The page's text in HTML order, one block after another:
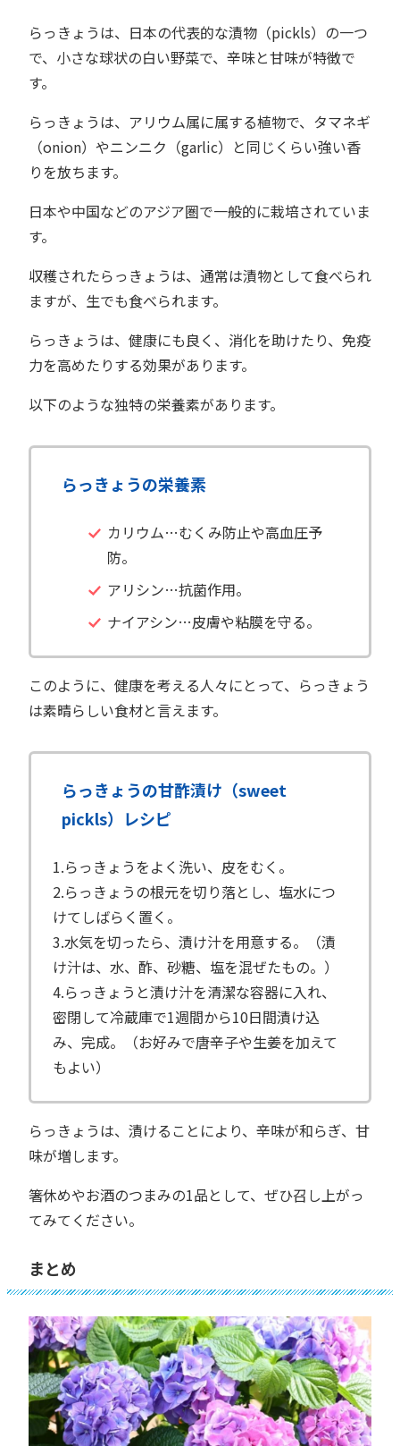
らっきょうは、日本の代表的な漬物（pickls）の一つ
で、小さな球状の白い野菜で、辛味と甘味が特徴で
す。
らっきょうは、アリウム属に属する植物で、タマネギ
（onion）やニンニク（garlic）と同じくらい強い香
りを放ちます。
日本や中国などのアジア圏で一般的に栽培されていま
す。
収穫されたらっきょうは、通常は漬物として食べられ
ますが、生でも食べられます。
らっきょうは、健康にも良く、消化を助けたり、免疫
力を高めたりする効果があります。
以下のような独特の栄養素があります。
らっきょうの栄養素
カリウム…むくみ防止や高血圧予
防。
アリシン…抗菌作用。
ナイアシン…皮膚や粘膜を守る。
このように、健康を考える人々にとって、らっきょう
は素晴らしい食材と言えます。
らっきょうの甘酢漬け（sweet
pickls）レシピ
1.らっきょうをよく洗い、皮をむく。
2.らっきょうの根元を切り落とし、塩水につ
けてしばらく置く。
3.水気を切ったら、漬け汁を用意する。（漬
け汁は、水、酢、砂糖、塩を混ぜたもの。）
4.らっきょうと漬け汁を清潔な容器に入れ、
密閉して冷蔵庫で1週間から10日間漬け込
み、完成。（お好みで唐辛子や生姜を加えて
もよい）
らっきょうは、漬けることにより、辛味が和らぎ、甘
味が増します。
箸休めやお酒のつまみの1品として、ぜひ召し上がっ
てみてください。
まとめ